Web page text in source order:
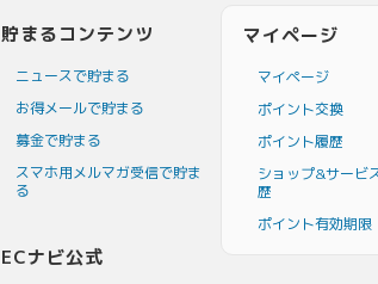
貯まるコンテンツ
ニュースで貯まる
お得メールで貯まる
募金で貯まる
スマホ用メルマガ受信で貯ま
る
ECナビ公式
マイページ
マイページ
ポイント交換
ポイント履歴
ショップ&サービ
歴
ポイント有効期限